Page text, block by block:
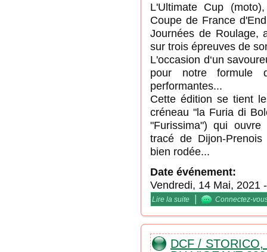
L'Ultimate Cup
Coupe de France
Journées de Roulage,
sur trois épreuves de
L'occasion d‘un
pour notre formule
performantes...
Cette édition se tient
créneau "la Furia di
"Furissima") qui
tracé de Dijon-
bien rodée...
Date événement:
Vendredi, 14 Mai, 2021
Lire la suite de Vitesse DCF / "la
Connectez-
DCF /